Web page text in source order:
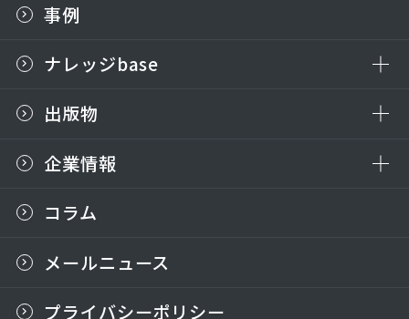
事例
ナレッジbase
出版物
企業情報
コラム
メールニュース
プライバシーポリシー